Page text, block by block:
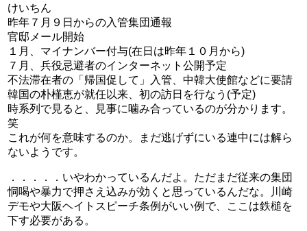
けいちん
昨年７月９日からの入管集団通報
官邸メール開始
１月、マイナンバー付与(在日は昨年１０月から)
７月、兵役忌避者のインターネット公開予定
不法滞在者の「帰国促して」入管、中韓大使館などに要請
韓国の朴槿恵が就任以来、初の訪日を行なう(予定)
時系列で見ると、見事に噛み合っているのが分かります。
笑
これが何を意味するのか。まだ逃げずにいる連中には解ら
ないようです。
．．．．．いやわかっているんだよ。ただまだ従来の集団
恫喝や暴力で押さえ込みが効くと思っているんだな。川崎
デモや大阪ヘイトスピーチ条例がいい例で、ここは鉄槌を
下す必要がある。